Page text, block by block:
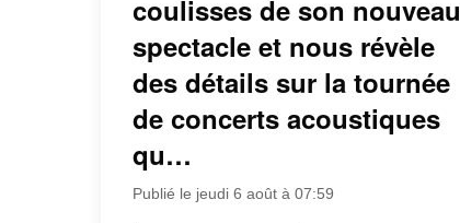
coulisses de son nouveau
spectacle et nous révèle
des détails sur la tournée
de concerts acoustiques
qu…
Publié le jeudi 6 août à 07:59